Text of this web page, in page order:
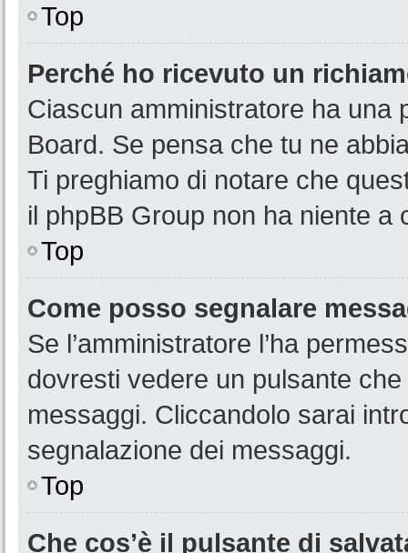
Top
Perché ho ricevuto un
Ciascun amministratore ha una
Board. Se pensa che tu ne
Ti preghiamo di notare che
il phpBB Group non ha niente a
Top
Come posso segnalare
Se l’amministratore l’ha
dovresti vedere un pulsante
messaggi. Cliccandolo sarai
segnalazione dei messaggi.
Top
Che cos’è il pulsante di